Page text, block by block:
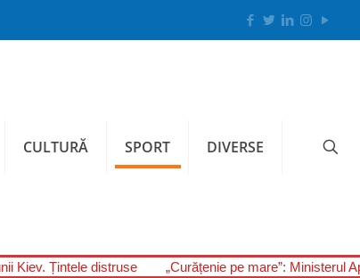
CULTURĂ SPORT DIVERSE
Kiev. Țintele distruse „Curățenie pe mare”: Ministerul